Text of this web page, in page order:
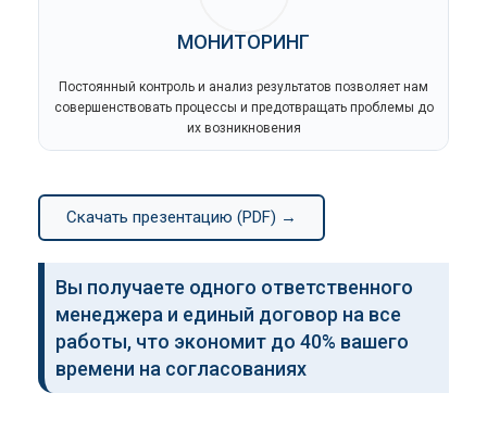
МОНИТОРИНГ
Постоянный контроль и анализ результатов позволяет нам
совершенствовать процессы и предотвращать проблемы до
их возникновения
Скачать презентацию (PDF) →
Вы получаете одного ответственного
менеджера и единый договор на все
работы, что экономит до 40% вашего
времени на согласованиях